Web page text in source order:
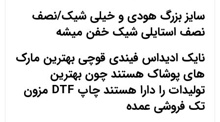
سایز بزرگ هودی و خیلی شیک/نصف
نصف استایلی شیک خفن میشه
نایک ادیداس فیندی قوچی بهترین مارک
های پوشاک هستند چون بهترین
تولیدات را دارا هستند چاپ DTF مزون
تک فروشی عمده